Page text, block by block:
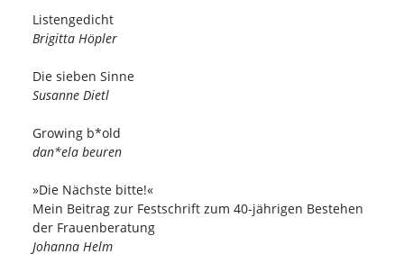
Listengedicht
Brigitta Höpler
Die sieben Sinne
Susanne Dietl
Growing b*old
dan*ela beuren
»Die Nächste bitte!«
Mein Beitrag zur Festschrift zum 40-jährigen Bestehen
der Frauenberatung
Johanna Helm